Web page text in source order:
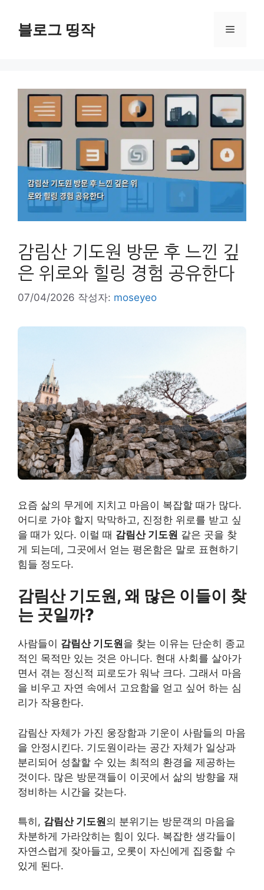
블로그 띵작 메
감림산 기도원 방문 후 느낀 깊
은 위로와 힐링 경험 공유한다
07/04/2026 작성자: moseyeo
요즘 삶의 무게에 지치고 마음이 복잡할 때가 많다.
어디로 가야 할지 막막하고, 진정한 위로를 받고 싶
을 때가 있다. 이럴 때 감림산 기도원 같은 곳을 찾
게 되는데, 그곳에서 얻는 평온함은 말로 표현하기
힘들 정도다.
감림산 기도원, 왜 많은 이들이 찾
는 곳일까?
사람들이 감림산 기도원을 찾는 이유는 단순히 종교
적인 목적만 있는 것은 아니다. 현대 사회를 살아가
면서 겪는 정신적 피로도가 워낙 크다. 그래서 마음
을 비우고 자연 속에서 고요함을 얻고 싶어 하는 심
리가 작용한다.
감림산 자체가 가진 웅장함과 기운이 사람들의 마음
을 안정시킨다. 기도원이라는 공간 자체가 일상과
분리되어 성찰할 수 있는 최적의 환경을 제공하는
것이다. 많은 방문객들이 이곳에서 삶의 방향을 재
정비하는 시간을 갖는다.
특히, 감림산 기도원의 분위기는 방문객의 마음을
차분하게 가라앉히는 힘이 있다. 복잡한 생각들이
자연스럽게 잦아들고, 오롯이 자신에게 집중할 수
있게 된다.